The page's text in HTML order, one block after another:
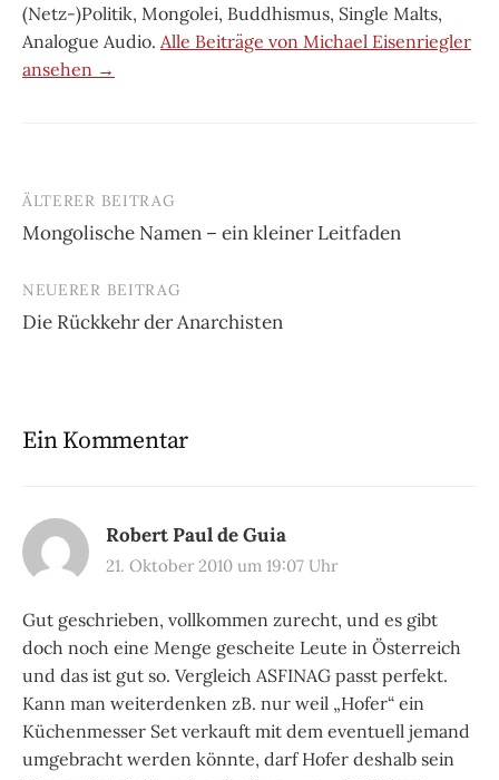
(Netz-)Politik, Mongolei, Buddhismus, Single Malts,
Analogue Audio. Alle Beiträge von Michael Eisenriegler
ansehen →
Beitrags-
Navigation
ÄLTERER BEITRAG
Mongolische Namen – ein kleiner Leitfaden
NEUERER BEITRAG
Die Rückkehr der Anarchisten
Ein Kommentar
Robert Paul de Guia
21. Oktober 2010 um 19:07 Uhr
Gut geschrieben, vollkommen zurecht, und es gibt
doch noch eine Menge gescheite Leute in Österreich
und das ist gut so. Vergleich ASFINAG passt perfekt.
Kann man weiterdenken zB. nur weil „Hofer“ ein
Küchenmesser Set verkauft mit dem eventuell jemand
umgebracht werden könnte, darf Hofer deshalb sein